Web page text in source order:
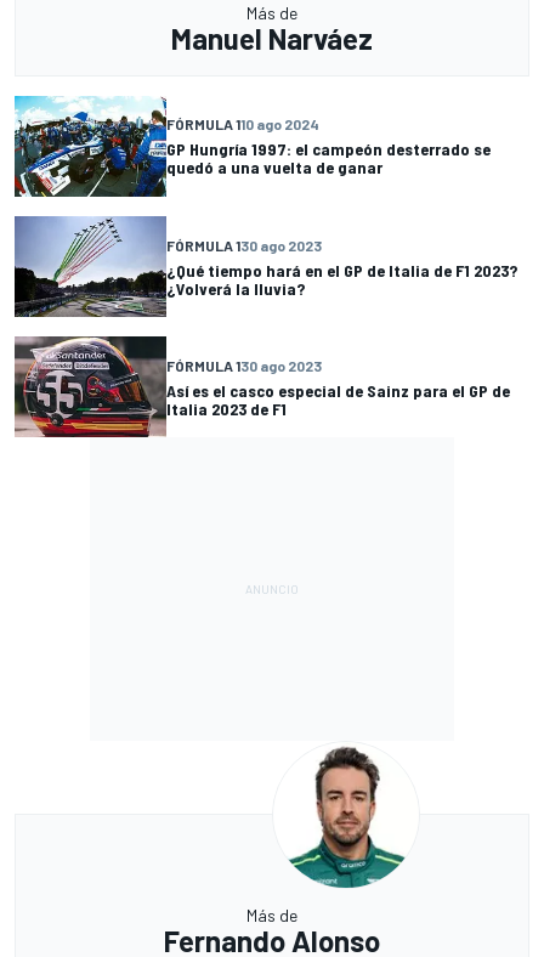
Más de
Manuel Narváez
FÓRMULA 110 ago 2024
GP Hungría 1997: el campeón desterrado se
quedó a una vuelta de ganar
FÓRMULA 130 ago 2023
¿Qué tiempo hará en el GP de Italia de F1 2023?
¿Volverá la lluvia?
FÓRMULA 130 ago 2023
Así es el casco especial de Sainz para el GP de
Italia 2023 de F1
Más de
Fernando Alonso